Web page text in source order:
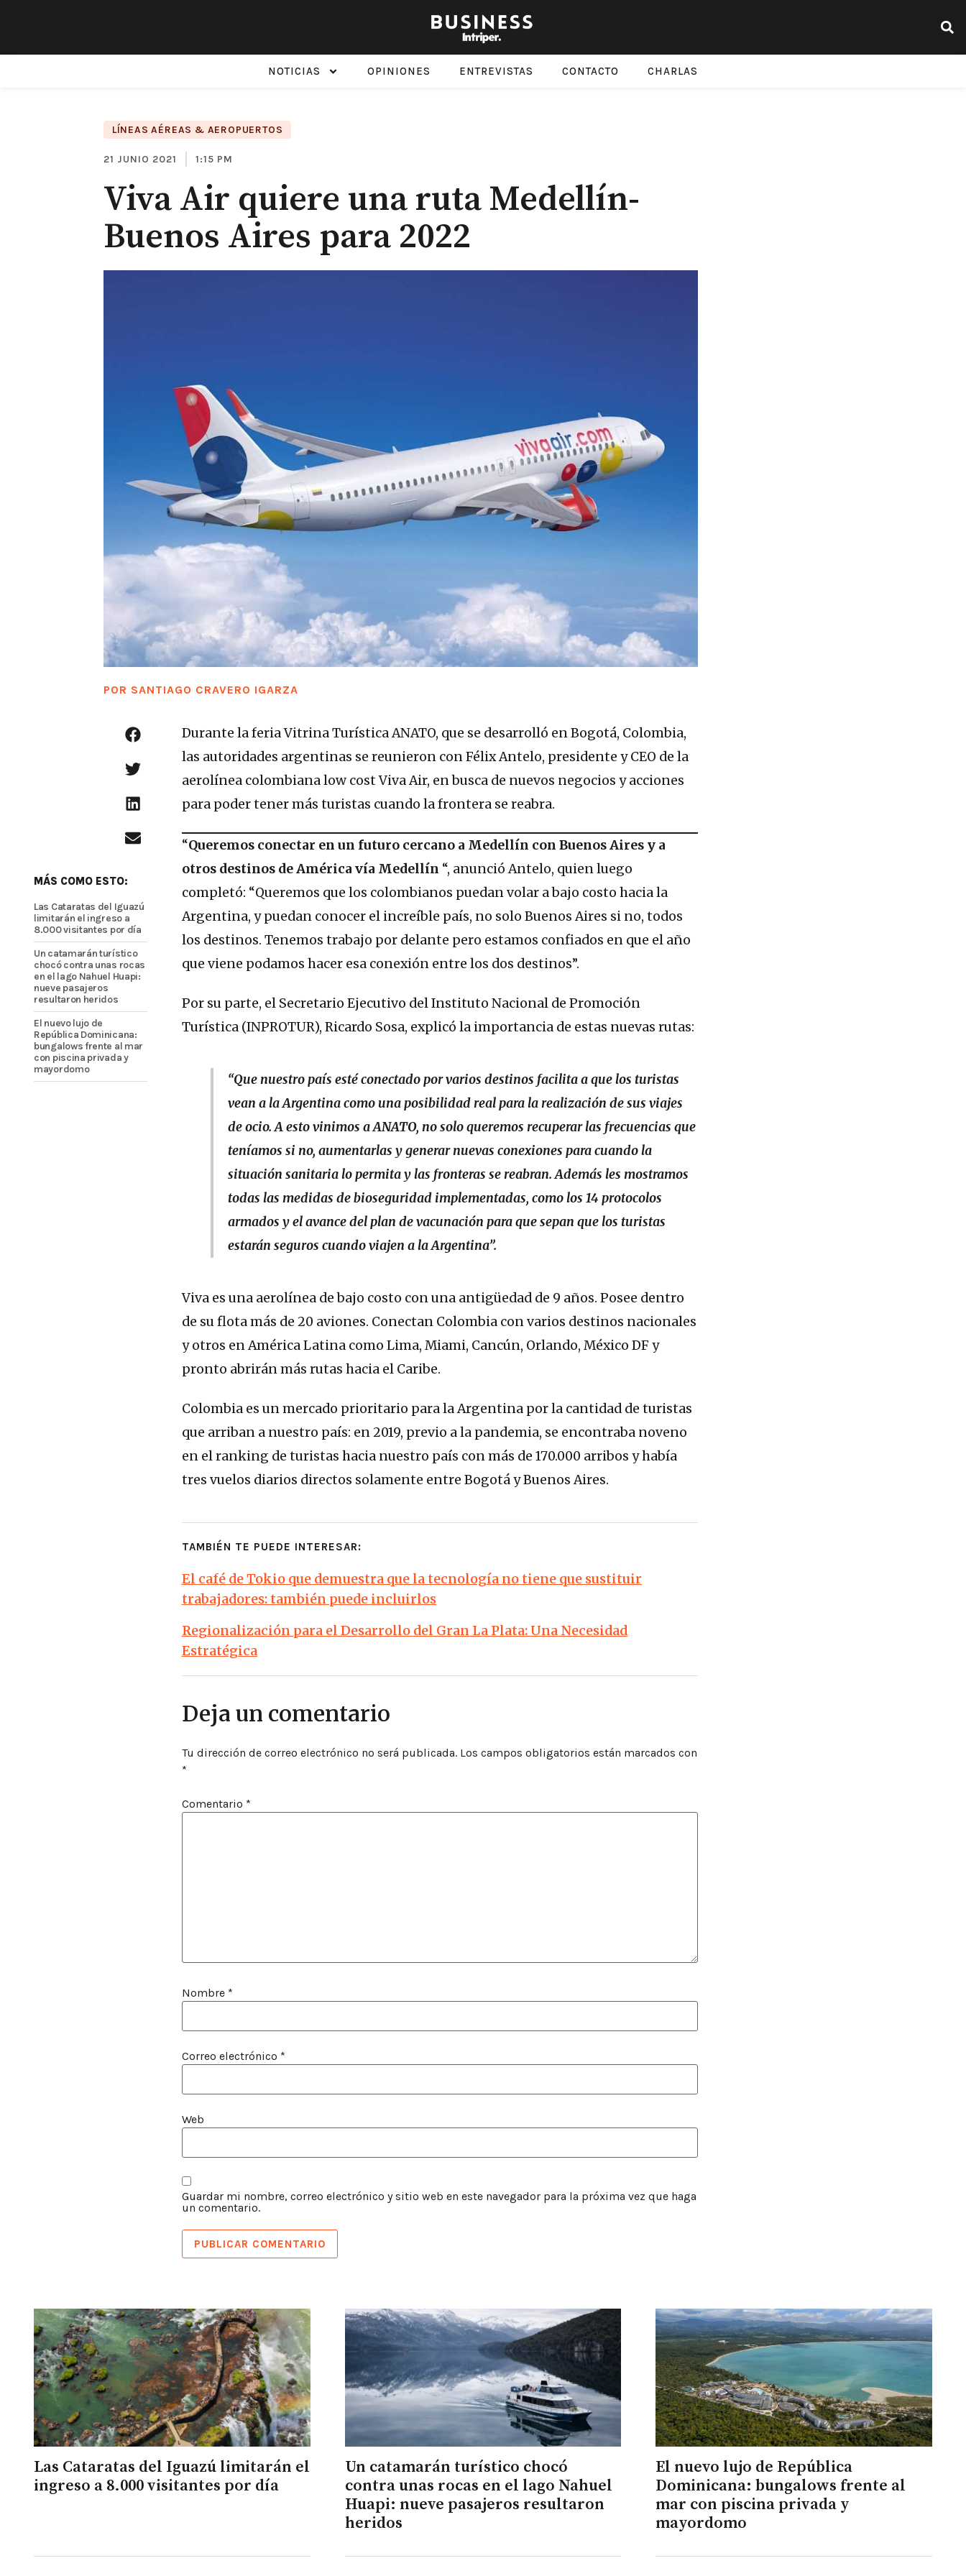
NOTICIAS OPINIONES ENTREVISTAS CONTACTO CHARLAS
LÍNEAS AÉREAS & AEROPUERTOS
21 JUNIO 2021 1:15 PM
Viva Air quiere una ruta Medellín-
Buenos Aires para 2022
POR SANTIAGO CRAVERO IGARZA
MÁS COMO ESTO:
Las Cataratas del Iguazú
limitarán el ingreso a
8.000 visitantes por día
Un catamarán turístico
chocó contra unas rocas
en el lago Nahuel Huapi:
nueve pasajeros
resultaron heridos
El nuevo lujo de
República Dominicana:
bungalows frente al mar
con piscina privada y
mayordomo
Durante la feria Vitrina Turística ANATO, que se desarrolló en Bogotá, Colombia,
las autoridades argentinas se reunieron con Félix Antelo, presidente y CEO de la
aerolínea colombiana low cost Viva Air, en busca de nuevos negocios y acciones
para poder tener más turistas cuando la frontera se reabra.
“Queremos conectar en un futuro cercano a Medellín con Buenos Aires y a
otros destinos de América vía Medellín “, anunció Antelo, quien luego
completó: “Queremos que los colombianos puedan volar a bajo costo hacia la
Argentina, y puedan conocer el increíble país, no solo Buenos Aires si no, todos
los destinos. Tenemos trabajo por delante pero estamos confiados en que el año
que viene podamos hacer esa conexión entre los dos destinos”.
Por su parte, el Secretario Ejecutivo del Instituto Nacional de Promoción
Turística (INPROTUR), Ricardo Sosa, explicó la importancia de estas nuevas rutas:
“Que nuestro país esté conectado por varios destinos facilita a que los turistas
vean a la Argentina como una posibilidad real para la realización de sus viajes
de ocio. A esto vinimos a ANATO, no solo queremos recuperar las frecuencias que
teníamos si no, aumentarlas y generar nuevas conexiones para cuando la
situación sanitaria lo permita y las fronteras se reabran. Además les mostramos
todas las medidas de bioseguridad implementadas, como los 14 protocolos
armados y el avance del plan de vacunación para que sepan que los turistas
estarán seguros cuando viajen a la Argentina”.
Viva es una aerolínea de bajo costo con una antigüedad de 9 años. Posee dentro
de su flota más de 20 aviones. Conectan Colombia con varios destinos nacionales
y otros en América Latina como Lima, Miami, Cancún, Orlando, México DF y
pronto abrirán más rutas hacia el Caribe.
Colombia es un mercado prioritario para la Argentina por la cantidad de turistas
que arriban a nuestro país: en 2019, previo a la pandemia, se encontraba noveno
en el ranking de turistas hacia nuestro país con más de 170.000 arribos y había
tres vuelos diarios directos solamente entre Bogotá y Buenos Aires.
TAMBIÉN TE PUEDE INTERESAR:
El café de Tokio que demuestra que la tecnología no tiene que sustituir
trabajadores: también puede incluirlos
Regionalización para el Desarrollo del Gran La Plata: Una Necesidad
Estratégica
Deja un comentario
Tu dirección de correo electrónico no será publicada. Los campos obligatorios están marcados con
*
Comentario *
Nombre *
Correo electrónico *
Web
Guardar mi nombre, correo electrónico y sitio web en este navegador para la próxima vez que haga
un comentario.
Las Cataratas del Iguazú limitarán el
ingreso a 8.000 visitantes por día
Un catamarán turístico chocó
contra unas rocas en el lago Nahuel
Huapi: nueve pasajeros resultaron
heridos
El nuevo lujo de República
Dominicana: bungalows frente al
mar con piscina privada y
mayordomo